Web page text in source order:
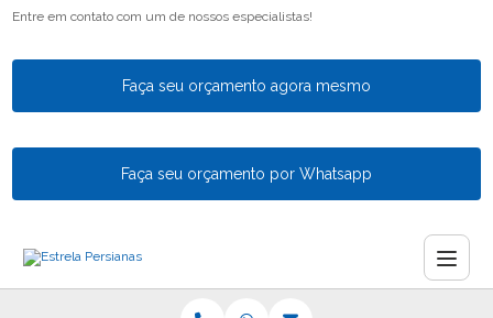
Entre em contato com um de nossos especialistas!
Faça seu orçamento agora mesmo
Faça seu orçamento por Whatsapp